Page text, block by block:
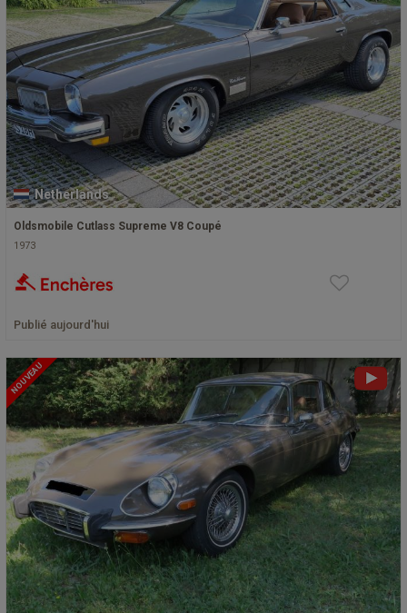
Netherlands
Oldsmobile Cutlass Supreme V8 Coupé
1973
Publié aujourd'hui
NOUVEAU